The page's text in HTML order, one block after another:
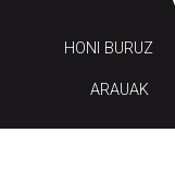
HONI BURUZ
ARAUAK